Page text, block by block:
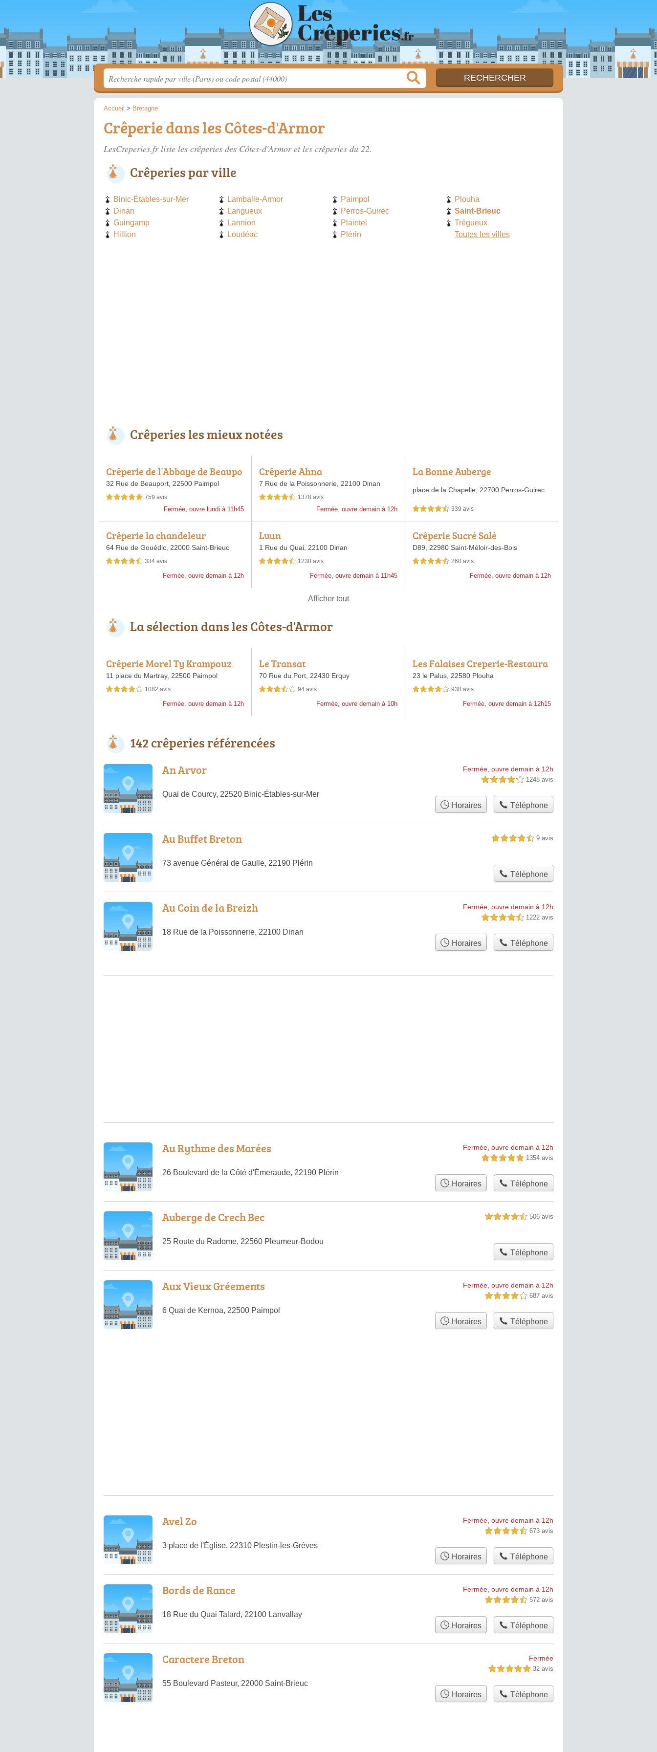
Accueil > Bretagne
Crêperie dans les Côtes-d'Armor
LesCreperies.fr liste les crêperies des Côtes-d'Armoret les crêperies du 22.
Crêperies par ville
Binic-Étables-sur-Mer
Dinan
Guingamp
Hillion
Lamballe-Armor
Langueux
Lannion
Loudéac
Paimpol
Perros-Guirec
Plaintel
Plérin
Plouha
Saint-Brieuc
Trégueux
Toutes les villes
Crêperies les mieux notées
Crêperie de l’Abbaye de Beaupo
rt
32 Rue de Beauport, 22500 Paimpol
5,0 étoiles sur 5 759 avis
Fermée, ouvre lundi à 11h45
Crêperie Ahna
7 Rue de la Poissonnerie,22100 Dinan
4,5 étoiles sur 5 1378 avis
Fermée, ouvre demain à 12h
La Bonne Auberge
place de la Chapelle, 22700 Perros-Guirec
4,5 étoiles sur 5 339 avis
Crêperie la chandeleur
64 Rue de Gouédic, 22000 Saint-Brieuc
4,5 étoiles sur 5 334 avis
Fermée, ouvre demain à 12h
Luun
1 Rue du Quai,22100 Dinan
4,5 étoiles sur 5 1230 avis
Fermée, ouvre demain à 11h45
Crêperie Sucré Salé
D89, 22980 Saint-Méloir-des-Bois
4,5 étoiles sur 5 260 avis
Fermée, ouvre demain à 12h
Afficher tout
La sélection dans les Côtes-d'Armor
Crêperie Morel Ty Krampouz
11 place du Martray, 22500 Paimpol
4,0 étoiles sur 5 1082 avis
Fermée, ouvre demain à 12h
Le Transat
70 Rue du Port,22430 Erquy
3,5 étoiles sur 5 94 avis
Fermée, ouvre demain à 10h
Les Falaises Creperie-Restaura
nt
23 le Palus, 22580 Plouha
4,0 étoiles sur 5 938 avis
Fermée, ouvre demain à 12h15
142 crêperies référencées
An Arvor
Quai de Courcy, 22520 Binic-Étables-sur-Mer
Fermée, ouvre demain à 12h
4,0 étoiles sur 5 1248 avis
Horaires Téléphone
Au Buffet Breton
73 avenue Général de Gaulle, 22190 Plérin
4,5 étoiles sur 5 9 avis
Téléphone
Au Coin de la Breizh
18 Rue de la Poissonnerie, 22100 Dinan
Fermée, ouvre demain à 12h
4,5 étoiles sur 5 1222 avis
Horaires Téléphone
Au Rythme des Marées
26 Boulevard de la Côté d'Émeraude, 22190 Plérin
Fermée, ouvre demain à 12h
5,0 étoiles sur 5 1354 avis
Horaires Téléphone
Auberge de Crech Bec
25 Route du Radome, 22560 Pleumeur-Bodou
4,5 étoiles sur 5 506 avis
Téléphone
Aux Vieux Gréements
6 Quai de Kernoa, 22500 Paimpol
Fermée, ouvre demain à 12h
4,0 étoiles sur 5 687 avis
Horaires Téléphone
Avel Zo
3 place de l'Église, 22310 Plestin-les-Grèves
Fermée, ouvre demain à 12h
4,5 étoiles sur 5 673 avis
Horaires Téléphone
Bords de Rance
18 Rue du Quai Talard, 22100 Lanvallay
Fermée, ouvre demain à 12h
4,5 étoiles sur 5 572 avis
Horaires Téléphone
Caractere Breton
55 Boulevard Pasteur, 22000 Saint-Brieuc
Fermée
5,0 étoiles sur 5 32 avis
Horaires Téléphone